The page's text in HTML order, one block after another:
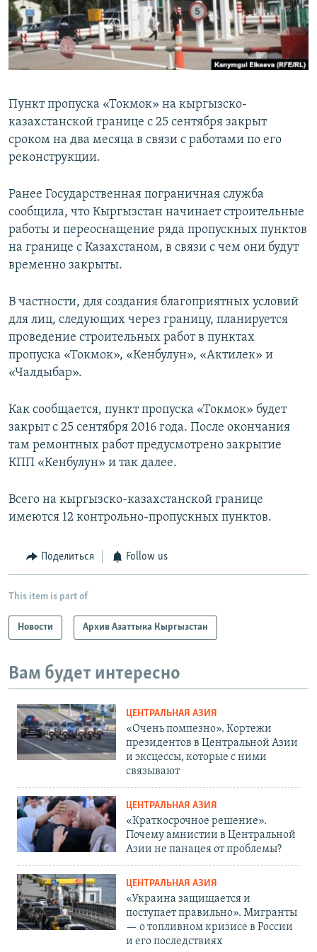
Пункт пропуска «Токмок» на кыргызско-
казахстанской границе с 25 сентября закрыт
сроком на два месяца в связи с работами по его
реконструкции.
Ранее Государственная пограничная служба
сообщила, что Кыргызстан начинает строительные
работы и переоснащение ряда пропускных пунктов
на границе с Казахстаном, в связи с чем они будут
временно закрыты.
В частности, для создания благоприятных условий
для лиц, следующих через границу, планируется
проведение строительных работ в пунктах
пропуска «Токмок», «Кенбулун», «Актилек» и
«Чалдыбар».
Как сообщается, пункт пропуска «Токмок» будет
закрыт с 25 сентября 2016 года. После окончания
там ремонтных работ предусмотрено закрытие
КПП «Кенбулун» и так далее.
Всего на кыргызско-казахстанской границе
имеются 12 контрольно-пропускных пунктов.
Поделиться Follow us
This item is part of
Новости Архив Азаттыка Кыргызстан
Вам будет интересно
ЦЕНТРАЛЬНАЯ АЗИЯ
«Очень помпезно». Кортежи
президентов в Центральной Азии
и эксцессы, которые с ними
связывают
ЦЕНТРАЛЬНАЯ АЗИЯ
«Краткосрочное решение».
Почему амнистии в Центральной
Азии не панацея от проблемы?
ЦЕНТРАЛЬНАЯ АЗИЯ
«Украина защищается и
поступает правильно». Мигранты
— о топливном кризисе в России
и его последствиях